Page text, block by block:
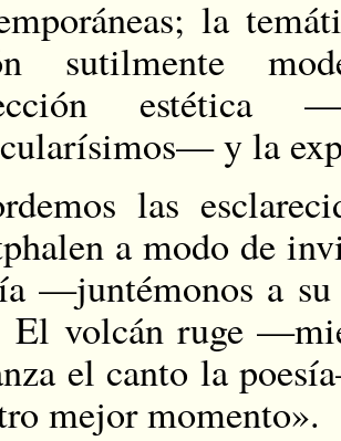
la
sutilmente
estética
y la
las
a modo de
—juntémonos a
El volcán ruge
el canto la
mejor momento».